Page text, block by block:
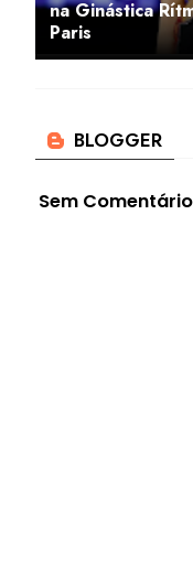
na Ginástica
Paris
Sem